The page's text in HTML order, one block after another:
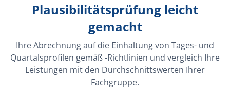
Plausibilitätsprüfung leicht
gemacht
Ihre Abrechnung auf die Einhaltung von Tages- und
Quartalsprofilen gemäß-Richtlinien und vergleich Ihre
Leistungen mit den Durchschnittswerten Ihrer
Fachgruppe.